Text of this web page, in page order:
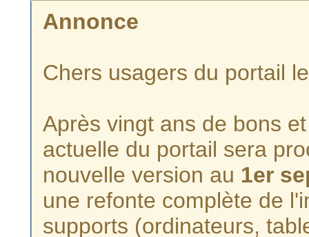
Annonce
Chers usagers du portail
Après vingt ans de bons
actuelle du portail sera
nouvelle version au 1er
une refonte complète de
supports (ordinateurs,